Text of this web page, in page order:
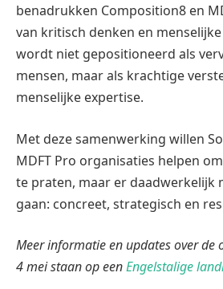
benadrukken Composition8 en
van kritisch denken en
wordt niet gepositioneerd als
mensen, maar als krachtige
menselijke expertise.
Met deze samenwerking willen
MDFT Pro organisaties helpen
te praten, maar er daadwerkelijk
gaan: concreet, strategisch en
Meer informatie en updates over de
4 mei staan opeenEngelstalige